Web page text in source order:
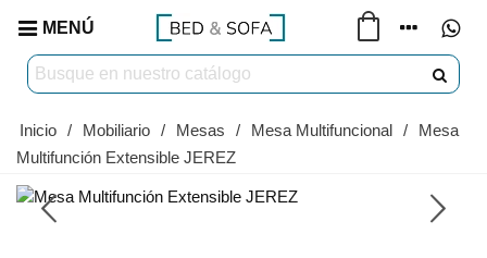
MENÚ
Inicio / Mobiliario / Mesas / Mesa Multifuncional /
Mesa
Multifunción Extensible JEREZ